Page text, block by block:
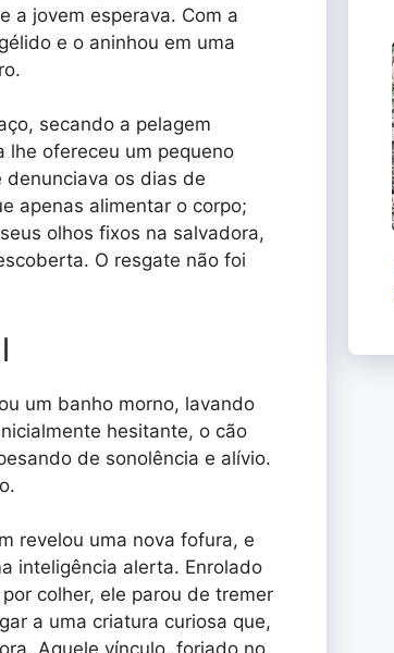
a jovem esperava. Com a
e o aninhou em uma
secando a pelagem
lhe ofereceu um pequeno
os dias de
apenas alimentar o corpo;
olhos fixos na salvadora,
O resgate não foi
um banho morno, lavando
hesitante, o cão
de sonolência e alívio.
revelou uma nova fofura, e
inteligência alerta. Enrolado
colher, ele parou de tremer
a uma criatura curiosa que,